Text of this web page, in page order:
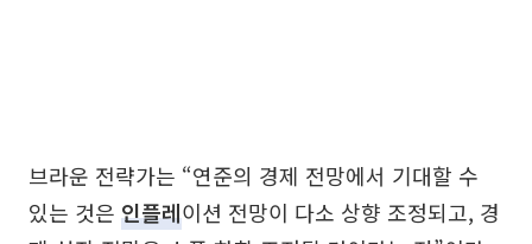
브라운 전략가는 “연준의 경제 전망에서 기대할 수
있는 것은 인플레이션 전망이 다소 상향 조정되고, 경